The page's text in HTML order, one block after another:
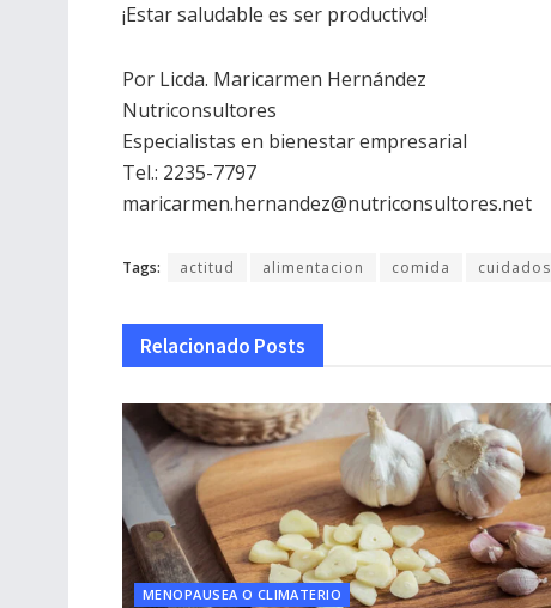
¡Estar saludable es ser productivo!
Por Licda. Maricarmen Hernández
Nutriconsultores
Especialistas en bienestar empresarial
Tel.: 2235-7797
maricarmen.hernandez@nutriconsultores.net
Tags: actitud alimentacion comida cuidados
Relacionado Posts
MENOPAUSEA O CLIMATERIO